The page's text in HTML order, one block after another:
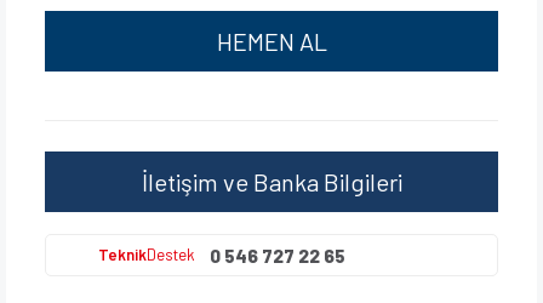
HEMEN AL
İletişim ve Banka Bilgileri
TeknikDestek 0 546 727 22 65